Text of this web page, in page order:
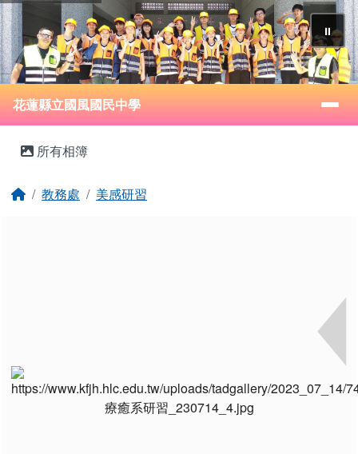
跳至主內容區
花蓮縣立國風國民中學
⏸
導覽列
花蓮縣立國風國民中學
所有相簿
回首頁
教務處 美感研習